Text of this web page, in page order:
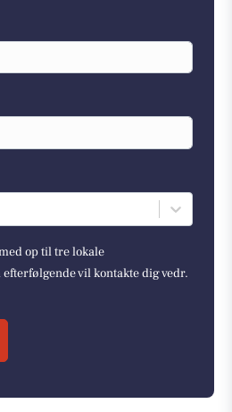
op til tre lokale
vil kontakte dig vedr.